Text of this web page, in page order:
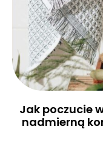
Jak poczucie
nadmierną